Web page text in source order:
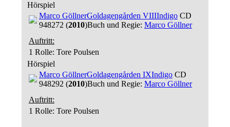
Hörspiel
Marco GöllnerGoldagengården VIIIIndigoCD
948272 (2010)Buch und Regie: Marco Göllner
Auftritt:
1 Rolle: Tore Poulsen
Hörspiel
Marco GöllnerGoldagengården IXIndigoCD
948292 (2010)Buch und Regie: Marco Göllner
Auftritt:
1 Rolle: Tore Poulsen